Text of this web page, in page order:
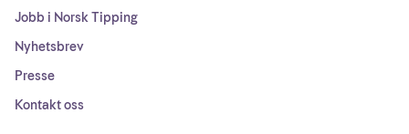
Jobb i Norsk Tipping
Nyhetsbrev
Presse
Kontakt oss